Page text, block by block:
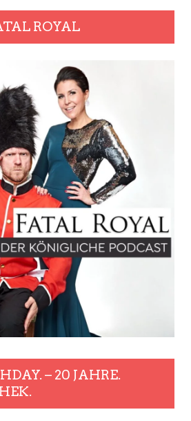
ROYAL
– 20 JAHRE.